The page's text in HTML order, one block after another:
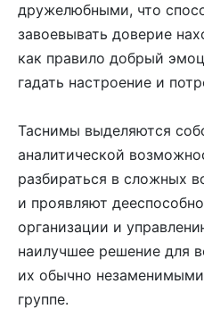
дружелюбными, что
завоевывать доверие
как правило добрый
гадать настроение и
Таснимы выделяются
аналитической
разбираться в сложных
и проявляют
организации и
наилучшее решение для
их обычно
группе.